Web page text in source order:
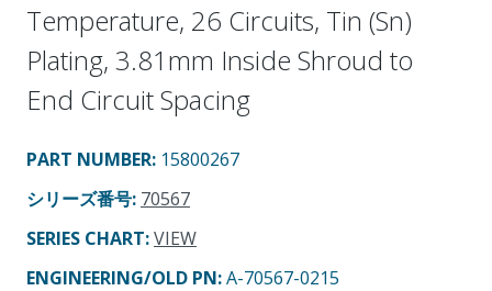
Temperature, 26 Circuits, Tin (Sn)
Plating, 3.81mm Inside Shroud to
End Circuit Spacing
PART NUMBER: 15800267
シリーズ番号: 70567
SERIES CHART:VIEW
ENGINEERING/OLD PN:A-70567-0215